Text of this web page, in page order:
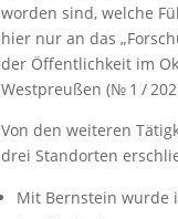
worden sind, welche
hier nur an das
der Öffentlichkeit im
Westpreußen (№ 1 /
Von den weiteren
drei Standorten
Mit Bernstein wurde